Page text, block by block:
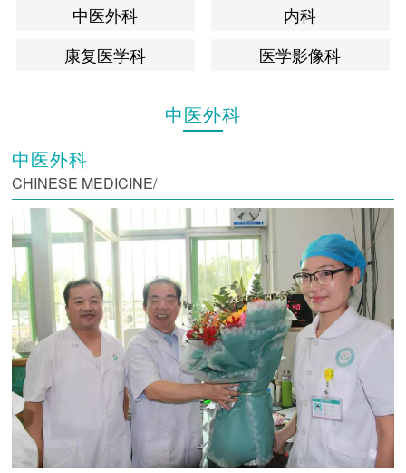
中医外科
内科
康复医学科
医学影像科
中医外科
中医外科
CHINESE MEDICINE/